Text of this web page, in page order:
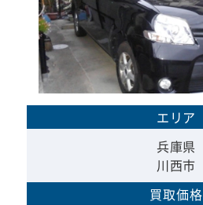
エリア
兵庫県
川西市
買取価格